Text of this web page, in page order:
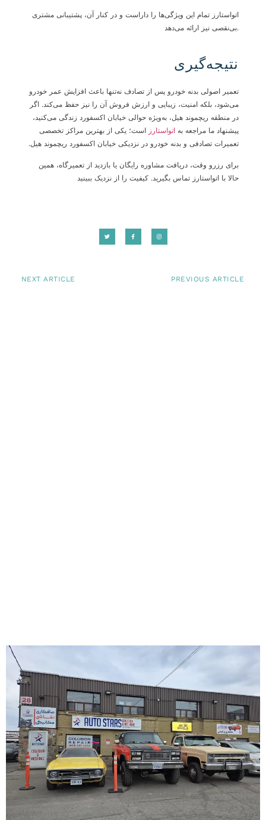
اتواستارز تمام این ویژگی‌ها را داراست و در کنار آن، پشتیبانی مشتری
بی‌نقصی نیز ارائه می‌دهد.
نتیجه‌گیری
تعمیر اصولی بدنه خودرو پس از تصادف نه‌تنها باعث افزایش عمر خودرو
می‌شود، بلکه امنیت، زیبایی و ارزش فروش آن را نیز حفظ می‌کند. اگر
در منطقه ریچموند هیل، به‌ویژه حوالی خیابان اکسفورد زندگی می‌کنید،
پیشنهاد ما مراجعه به اتواستارز است؛ یکی از بهترین مراکز تخصصی
تعمیرات تصادفی و بدنه خودرو در نزدیکی خیابان اکسفورد ریچموند هیل.
برای رزرو وقت، دریافت مشاوره رایگان یا بازدید از تعمیرگاه، همین
حالا با اتواستارز تماس بگیرید. کیفیت را از نزدیک ببینید
NEXT ARTICLE PREVIOUS ARTICLE